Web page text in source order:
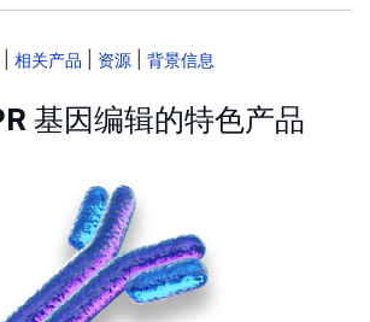
相关产品 资源 背景信息
基因编辑的特色产品